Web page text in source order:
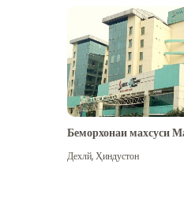
Беморхонаи махсуси
Дехлй,Ҳиндустон